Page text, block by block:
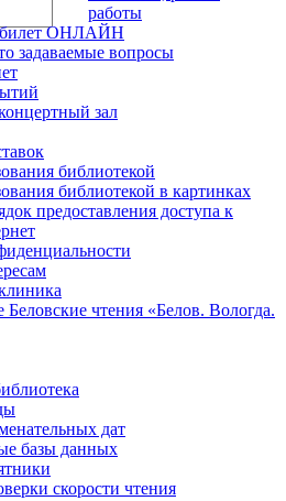
работы
билет ОНЛАЙН
задаваемые вопросы
зал
библиотекой
библиотекой в картинках
предоставления доступа к
Беловские чтения «Белов. Вологда.
дат
базы данных
скорости чтения